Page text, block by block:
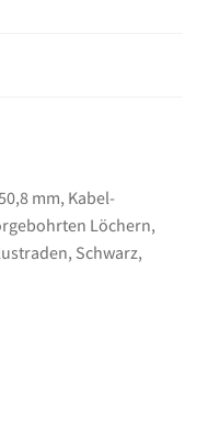
mm, Kabel-
Löchern,
Schwarz,